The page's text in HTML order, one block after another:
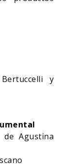
y
Agustina